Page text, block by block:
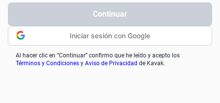
Continuar
Iniciar sesión con Google
Al hacer clic en “Continuar” confirmo que he leído y acepto los
Términos y Condiciones y Aviso de Privacidad de Kavak.